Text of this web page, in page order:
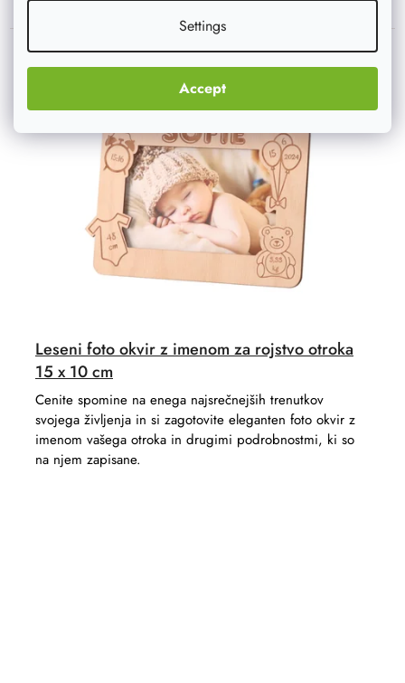
Settings
Accept
Akcija
Leseni foto okvir z imenom za rojstvo otroka
15 x 10 cm
Cenite spomine na enega najsrečnejših trenutkov
svojega življenja in si zagotovite eleganten foto okvir z
imenom vašega otroka in drugimi podrobnostmi, ki so
na njem zapisane.